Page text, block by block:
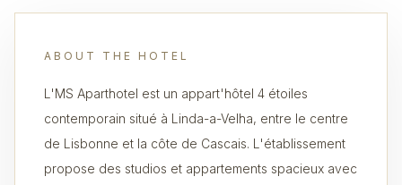
ABOUT THE HOTEL
L'MS Aparthotel est un appart'hôtel 4 étoiles
contemporain situé à Linda-a-Velha, entre le centre
de Lisbonne et la côte de Cascais. L'établissement
propose des studios et appartements spacieux avec